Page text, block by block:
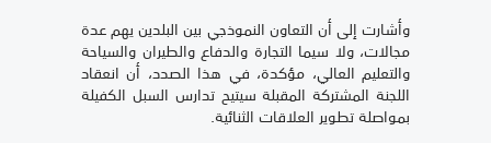
وأشارت إلى أن التعاون النموذجي بين البلدين يهم عدة
مجالات، ولا سيما التجارة والدفاع والطيران والسياحة
والتعليم العالي، مؤكدة، في هذا الصدد، أن انعقاد
اللجنة المشتركة المقبلة سيتيح تدارس السبل الكفيلة
بمواصلة تطوير العلاقات الثنائية.